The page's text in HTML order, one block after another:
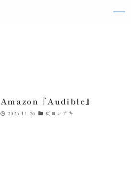
Amazon『Audible』
2025.11.26 東ヨシアキ